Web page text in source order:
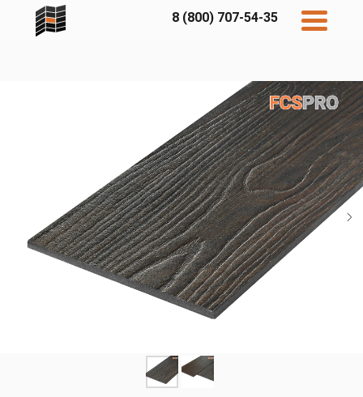
8 (800) 707-54-35
Фибратек
Бесплатный
расчет
Контакты
Дисконт
Fibraplank